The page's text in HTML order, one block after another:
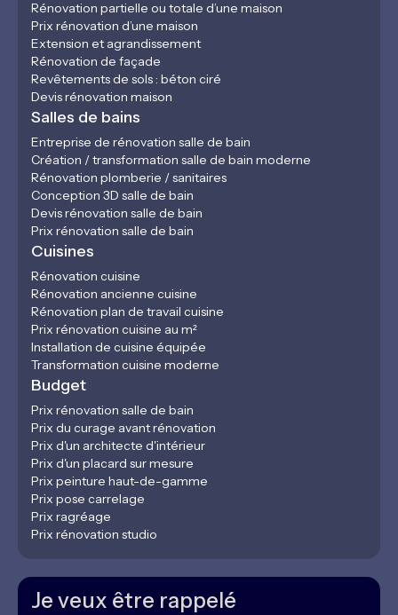
Rénovation partielle ou totale d’une maison
Prix rénovation d’une maison
Extension et agrandissement
Rénovation de façade
Revêtements de sols : béton ciré
Devis rénovation maison
Salles de bains
Entreprise de rénovation salle de bain
Création / transformation salle de bain moderne
Rénovation plomberie / sanitaires
Conception 3D salle de bain
Devis rénovation salle de bain
Prix rénovation salle de bain
Cuisines
Rénovation cuisine
Rénovation ancienne cuisine
Rénovation plan de travail cuisine
Prix rénovation cuisine au m²
Installation de cuisine équipée
Transformation cuisine moderne
Budget
Prix rénovation salle de bain
Prix du curage avant rénovation
Prix d'un architecte d'intérieur
Prix d'un placard sur mesure
Prix peinture haut-de-gamme
Prix pose carrelage
Prix ragréage
Prix rénovation studio
Je veux être rappelé